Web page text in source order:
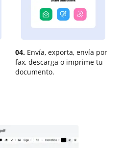
04. Envía, exporta, envía por
fax, descarga o imprime tu
documento.